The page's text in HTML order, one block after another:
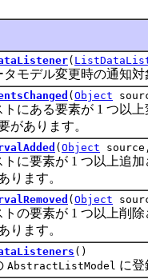
(
デル変更時の通知対
( Object
ある要素が 1 つ以上
があります。
( Object
要素が 1 つ以上追加
ります。
( Object
要素が 1 つ以上削除
ります。
()
AbstractListModel に